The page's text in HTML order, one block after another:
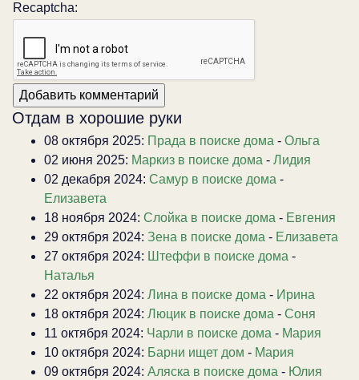
Recaptcha:
Отдам в хорошие руки
08 октября 2025: Прада в поиске дома - Ольга
02 июня 2025: Маркиз в поиске дома - Лидия
02 декабря 2024: Самур в поиске дома -
Елизавета
18 ноября 2024: Слойка в поиске дома - Евгения
29 октября 2024: Зена в поиске дома - Елизавета
27 октября 2024: Штеффи в поиске дома -
Наталья
22 октября 2024: Лина в поиске дома - Ирина
18 октября 2024: Люцик в поиске дома - Соня
11 октября 2024: Чарли в поиске дома - Мария
10 октября 2024: Барни ищет дом - Мария
09 октября 2024: Аляска в поиске дома - Юлия